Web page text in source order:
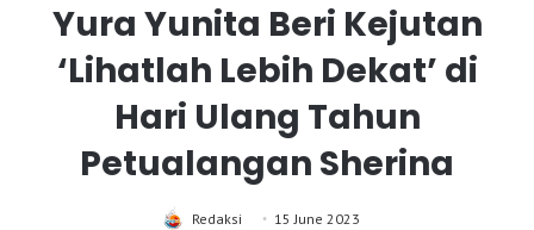
Yura Yunita Beri Kejutan
‘Lihatlah Lebih Dekat’ di
Hari Ulang Tahun
Petualangan Sherina
Redaksi 15 June 2023